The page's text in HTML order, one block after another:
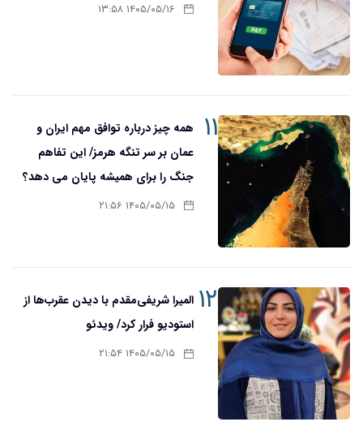
۱۴۰۵/۰۵/۱۶ ۱۳:۵۸
۱۱
همه چیز درباره توافق مهم ایران و
عمان بر سر تنگه هرمز/ این تفاهم
جنگ را برای همیشه پایان می دهد؟
۱۴۰۵/۰۵/۱۵ ۲۱:۵۶
۱۲ المیرا شریفی‌مقدم با دیدن عقرب‌ها از
استودیو فرار کرد/ ویدئو
۱۴۰۵/۰۵/۱۵ ۲۱:۵۴